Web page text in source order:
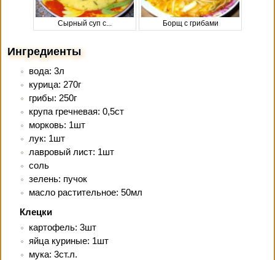
Сырный суп с... Борщ с грибами
Ингредиенты
вода: 3л
курица: 270г
грибы: 250г
крупа гречневая: 0,5ст
морковь: 1шт
лук: 1шт
лавровый лист: 1шт
соль
зелень: пучок
масло растительное: 50мл
Клецки
картофель: 3шт
яйца куриные: 1шт
мука: 3ст.л.